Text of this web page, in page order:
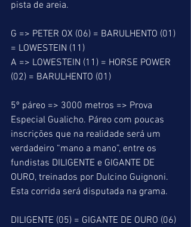
pista de areia.
G => PETER OX (06) = BARULHENTO (01)
= LOWESTEIN (11)
A => LOWESTEIN (11) = HORSE POWER
(02) = BARULHENTO (01)
5º páreo => 3000 metros => Prova
Especial Gualicho. Páreo com poucas
inscrições que na realidade será um
verdadeiro “mano a mano”, entre os
fundistas DILIGENTE e GIGANTE DE
OURO, treinados por Dulcino Guignoni.
Esta corrida será disputada na grama.
DILIGENTE (05) = GIGANTE DE OURO (06)